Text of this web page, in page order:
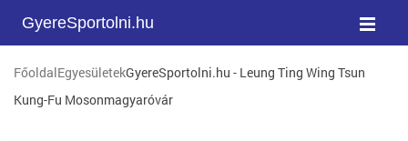
GyereSportolni.hu
FőoldalEgyesületekGyereSportolni.hu - Leung Ting Wing Tsun
Kung-Fu Mosonmagyaróvár